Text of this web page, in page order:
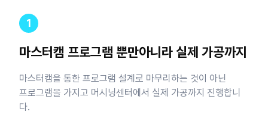
1
마스터캠 프로그램 뿐만아니라 실제 가공까지
마스터캠을 통한 프로그램 설계로 마무리하는 것이 아닌
프로그램을 가지고 머시닝센터에서 실제 가공까지 진행합니
다.